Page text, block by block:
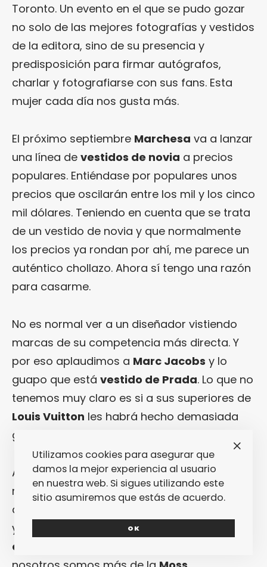
Toronto. Un evento en el que se pudo gozar
no solo de las mejores fotografías y vestidos
de la editora, sino de su presencia y
predisposición para firmar autógrafos,
charlar y fotografiarse con sus fans. Esta
mujer cada día nos gusta más.
El próximo septiembre Marchesa va a lanzar
una línea de vestidos de novia a precios
populares. Entiéndase por populares unos
precios que oscilarán entre los mil y los cinco
mil dólares. Teniendo en cuenta que se trata
de un vestido de novia y que normalmente
los precios ya rondan por ahí, me parece un
auténtico chollazo. Ahora sí tengo una razón
para casarme.
No es normal ver a un diseñador vistiendo
marcas de su competencia más directa. Y
por eso aplaudimos a Marc Jacobs y lo
guapo que está vestido de Prada. Lo que no
tenemos muy claro es si a sus superiores de
Louis Vuitton les habrá hecho demasiada
gracia.
Ante todo el revuelo de la boda real,
recuperamos la publicidad que hace unos
años Kate Moss hizo para Agent Provocateur
y nos quedamos con su eslogan: “
only one Kate in London
Utilizamos cookies para asegurar que
damos la mejor experiencia al usuario
en nuestra web. Si sigues utilizando este
sitio asumiremos que estás de acuerdo.
OK